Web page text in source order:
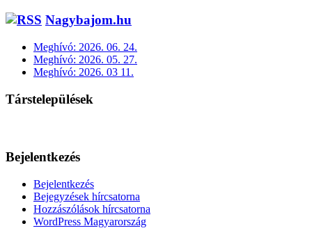
Nagybajom.hu
Meghívó: 2026. 06. 24.
Meghívó: 2026. 05. 27.
Meghívó: 2026. 03 11.
Társtelepülések
Bejelentkezés
Bejelentkezés
Bejegyzések hírcsatorna
Hozzászólások hírcsatorna
WordPress Magyarország